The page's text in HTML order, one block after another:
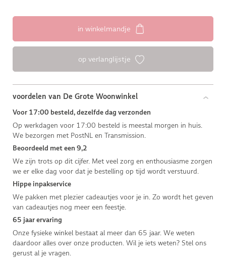
in winkelmandje
op verlanglijstje
voordelen van De Grote Woonwinkel
Voor 17:00 besteld, dezelfde dag verzonden
Op werkdagen voor 17:00 besteld is meestal morgen in huis.
We bezorgen met PostNL en Transmission.
Beoordeeld met een 9,2
We zijn trots op dit cijfer. Met veel zorg en enthousiasme zorgen
we er elke dag voor dat je bestelling op tijd wordt verstuurd.
Hippe inpakservice
We pakken met plezier cadeautjes voor je in. Zo wordt het geven
van cadeautjes nog meer een feestje.
65 jaar ervaring
Onze fysieke winkel bestaat al meer dan 65 jaar. We weten
daardoor alles over onze producten. Wil je iets weten? Stel ons
gerust al je vragen.